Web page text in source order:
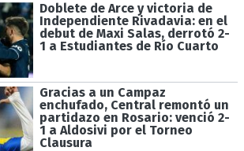
Doblete de Arce y victoria de
Independiente Rivadavia: en el
debut de Maxi Salas, derrotó 2-
1 a Estudiantes de Río Cuarto
Gracias a un Campaz
enchufado, Central remontó un
partidazo en Rosario: venció 2-
1 a Aldosivi por el Torneo
Clausura